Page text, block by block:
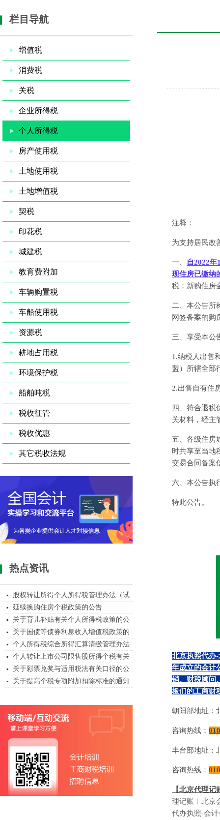
栏目导航
增值税
消费税
关税
企业所得税
个人所得税
房产使用税
土地使用税
土地增值税
契税
印花税
城建税
教育费附加
车辆购置税
车船使用税
资源税
耕地占用税
环境保护税
船舶吨税
税收征管
税收优惠
其它税收法规
热点资讯
▪ 股权转让所得个人所得税管理办法（试
▪ 延续换购住房个税政策的公告
▪ 关于育儿补贴有关个人所得税政策的公
▪ 关于国债等债券利息收入增值税政策的
▪ 个人所得税综合所得汇算清缴管理办法
▪ 个人转让上市公司限售股所得个税有关
▪ 关于彩票兑奖与适用税法有关口径的公
▪ 关于提高个税专项附加扣除标准的通知
注释：
为支持居民改
一、 自2022年
现住房已缴纳
税；新购住房
二、本公告所
网签备案的购
三、享受本公
1.纳税人出售
盟）所辖全部
2.出售自有住
四、符合退税
关材料，经主
五、各级住房
时共享至当地
交易合同备案
六、本公告执
特此公告。
北京执照代办-
年成立的会计
销、财税顾问
板们的工商财
朝阳部地址：
咨询热线：
丰台部地址：
咨询热线：
【北京代理记
理记账︱北京
代办执照-会计